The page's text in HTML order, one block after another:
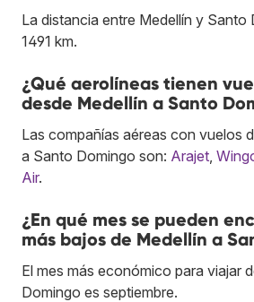
La distancia entre Medellín y Santo
1491 km.
¿Qué aerolíneas tienen
desde Medellín a Santo
Las compañías aéreas con vuelos
a Santo Domingo son: Arajet
Air.
¿En qué mes se pueden
más bajos de Medellín a
El mes más económico para viajar
Domingo es septiembre.